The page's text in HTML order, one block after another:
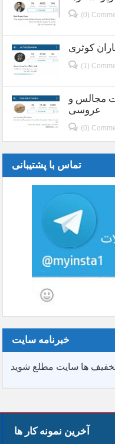
(0)
کوثری
(1)
مجالس و
عروسی
(0)
تماس با پشتیبانی
خبرنامه سایت
آخرین نمونه کار ها